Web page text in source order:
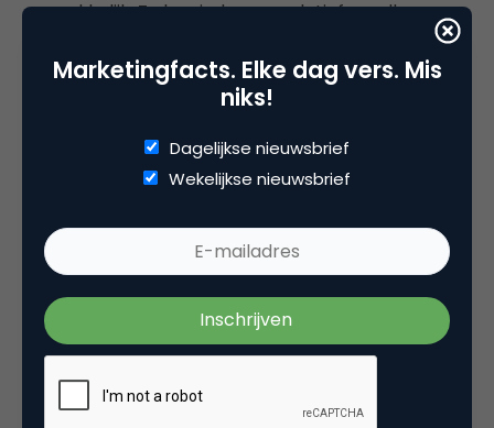
makkelijk. Zo kan iedereen relatief goedkoop
een blog starten. Het succesvol maken van deze
blog, of welke andere social media tool dan ook,
vergt kennis en tijd. Er valt nog veel te leren.
Tons of gaps
De mogelijkheden bij traditionele marketing zijn
veel beperkter als je dit vergelijkt met social
media. Met de komst van social media is het
makkelijker om meer kleine markten te
Smaller competitors have many advantages
Een voorbeeld: Kleine spelers kunnen
consumenten aanspreken op dezelfde manier
als consumenten met vrienden en familie
Marketingfacts. Elke dag vers. Mis
niks!
Dagelijkse nieuwsbrief
Wekelijkse nieuwsbrief